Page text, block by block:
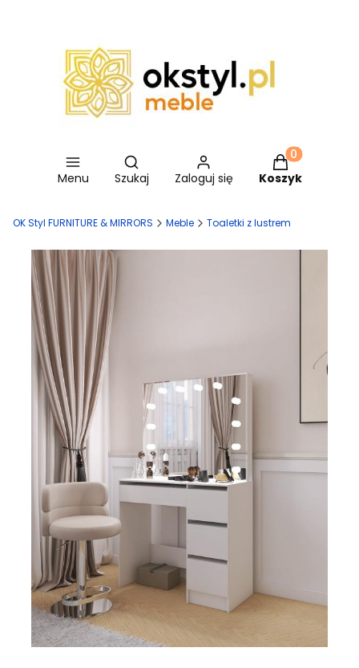
Menu
Otwórz wyszukiwarkę
Szukaj Zaloguj się
Produkty w
Koszyk
OK Styl FURNITURE & MIRRORS Meble Toaletki z lustrem